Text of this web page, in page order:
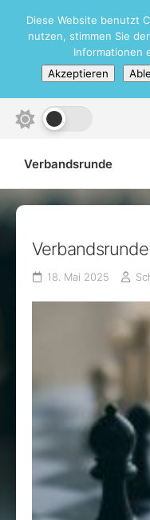
content
Verbandsrunde
18. Mai 2025
Diese Website benutzt
nutzen, stimmen Sie
Informationen
Akzeptieren